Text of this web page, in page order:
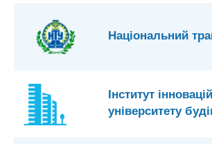
Національний
Інститут
університету